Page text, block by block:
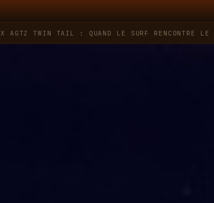
TWIN TAIL : QUAND LE SURF RENCONTRE LE MANS